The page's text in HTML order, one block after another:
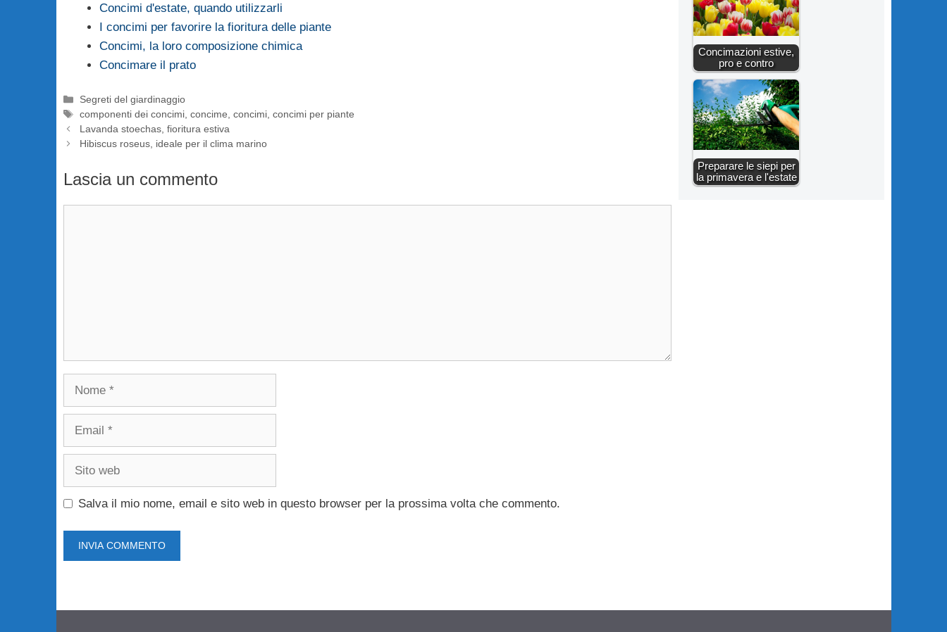
Concimi d'estate, quando utilizzarli
I concimi per favorire la fioritura delle piante
Concimi, la loro composizione chimica
Concimare il prato
Categorie
Segreti del giardinaggio
Tag
componenti dei concimi, concime, concimi, concimi per piante
Lavanda stoechas, fioritura estiva
Hibiscus roseus, ideale per il clima marino
Lascia un commento
Nome
Email
Sito
Salva il mio nome, email e sito web in questo browser per la prossima volta che commento.
Concimazioni estive,
pro e contro
Preparare le siepi per
la primavera e l'estate